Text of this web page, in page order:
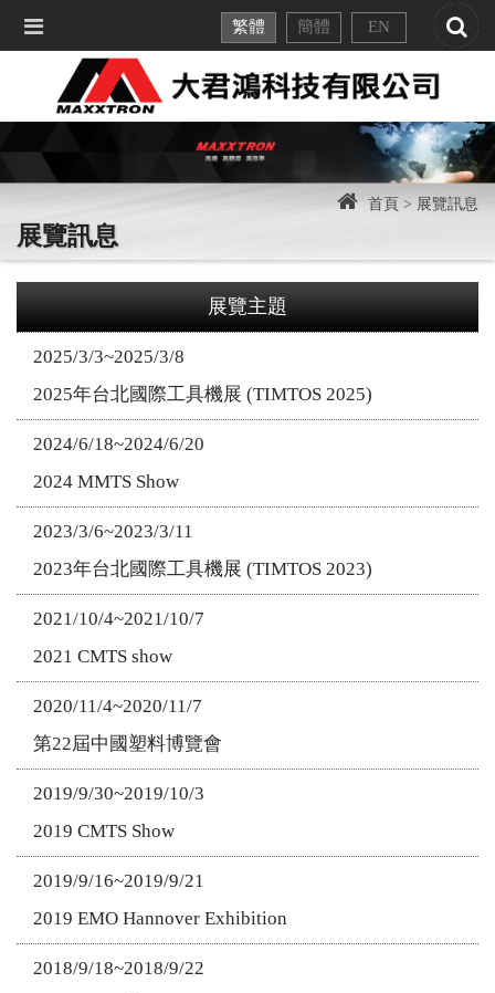
繁體 簡體 EN
首頁 > 展覽訊息
展覽訊息
展覽主題
2025/3/3~2025/3/8
2025年台北國際工具機展 (TIMTOS 2025)
2024/6/18~2024/6/20
2024 MMTS Show
2023/3/6~2023/3/11
2023年台北國際工具機展 (TIMTOS 2023)
2021/10/4~2021/10/7
2021 CMTS show
2020/11/4~2020/11/7
第22屆中國塑料博覽會
2019/9/30~2019/10/3
2019 CMTS Show
2019/9/16~2019/9/21
2019 EMO Hannover Exhibition
2018/9/18~2018/9/22